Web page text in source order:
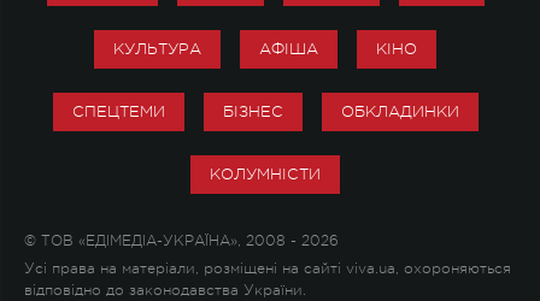
КУЛЬТУРА АФІША КІНО
СПЕЦТЕМИ БІЗНЕС ОБКЛАДИНКИ
КОЛУМНІСТИ
© ТОВ «ЕДІМЕДІА-УКРАЇНА», 2008 - 2026
Усі права на матеріали, розміщені на сайті viva.ua, охороняються
відповідно до законодавства України.